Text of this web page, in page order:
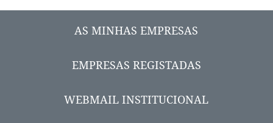
AS MINHAS EMPRESAS
EMPRESAS REGISTADAS
WEBMAIL INSTITUCIONAL